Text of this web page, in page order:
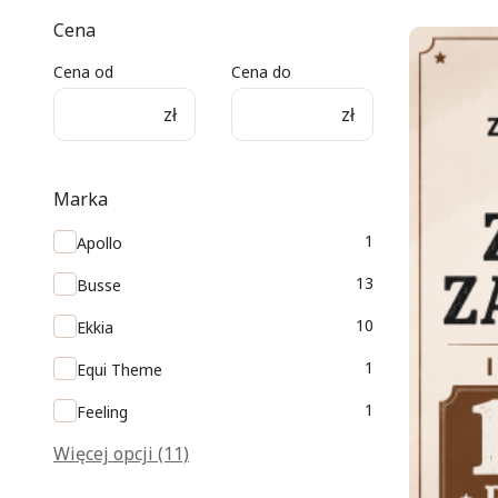
Cena
Cena od
zł
Cena do
zł
Marka
Marka
Apollo 1
Busse 13
Ekkia 10
Equi Theme 1
Feeling 1
Więcej opcji (11)